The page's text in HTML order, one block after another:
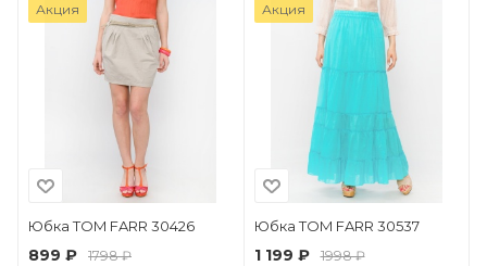
Акция
Юбка TOM FARR 30426
899 ₽ 1798 ₽
Акция
Юбка TOM FARR 30537
1 199 ₽ 1998 ₽